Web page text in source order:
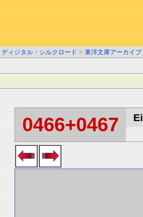
ディジタル・シルクロード > 東洋文庫アーカイブ
0466+0467